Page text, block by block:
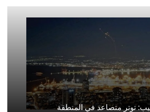
توتر متصاعد في المنطقة